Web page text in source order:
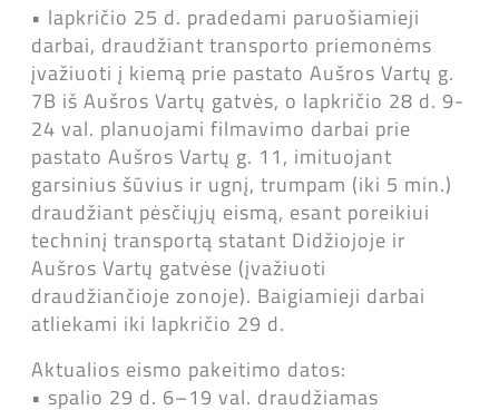
• lapkričio 25 d. pradedami paruošiamieji
darbai, draudžiant transporto priemonėms
įvažiuoti į kiemą prie pastato Aušros Vartų g.
7B iš Aušros Vartų gatvės, o lapkričio 28 d. 9-
24 val. planuojami filmavimo darbai prie
pastato Aušros Vartų g. 11, imituojant
garsinius šūvius ir ugnį, trumpam (iki 5 min.)
draudžiant pėsčiųjų eismą, esant poreikiui
techninį transportą statant Didžiojoje ir
Aušros Vartų gatvėse (įvažiuoti
draudžiančioje zonoje). Baigiamieji darbai
atliekami iki lapkričio 29 d.
Aktualios eismo pakeitimo datos:
• spalio 29 d. 6–19 val. draudžiamas